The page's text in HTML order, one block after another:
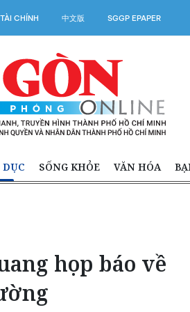
CHÍNH 中文版 SGGP EPAPER
DỤC SỐNG KHỎE VĂN HÓA
họp báo về